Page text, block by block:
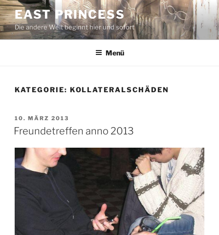
Zum
Inhalt
springen
EAST PRINCESS
Die andere Welt beginnt hier und sofort
Menü
KATEGORIE: KOLLATERALSCHÄDEN
VERÖFFENTLICHT
AM
10. MÄRZ 2013
Freundetreffen anno 2013